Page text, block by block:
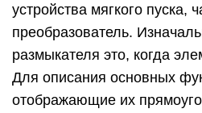
устройства мягкого пуска,
преобразователь.
размыкателя это, когда
Для описания основных
отображающие их